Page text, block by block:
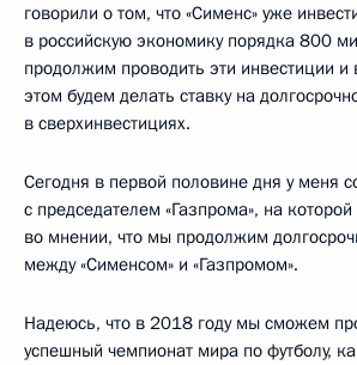
говорили о том, что «Сименс» уже
в российскую экономику порядка 800
продолжим проводить эти инвестиции
этом будем делать ставку на
в сверхинвестициях.
Сегодня в первой половине дня у меня
с председателем «Газпрома», на
во мнении, что мы продолжим
между «Сименсом» и «Газпромом».
Надеюсь, что в 2018 году мы сможем
успешный чемпионат мира по футболу,